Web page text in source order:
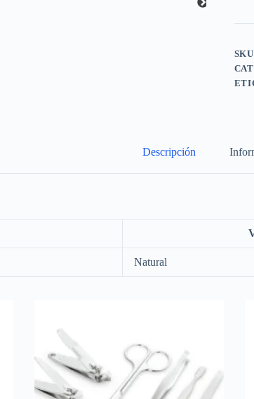
Descripción
Natural